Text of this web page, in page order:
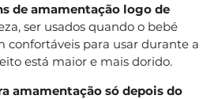
de amamentação logo de
ser usados quando o bebé
confortáveis para usar durante a
está maior e mais dorido.
amamentação só depois do